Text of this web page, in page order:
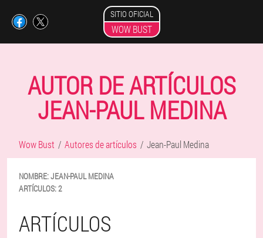
SITIO OFICIAL
WOW BUST
AUTOR DE ARTÍCULOS
JEAN-PAUL MEDINA
Wow Bust Autores de artículos Jean-Paul Medina
NOMBRE:JEAN-PAUL MEDINA
ARTÍCULOS:2
ARTÍCULOS